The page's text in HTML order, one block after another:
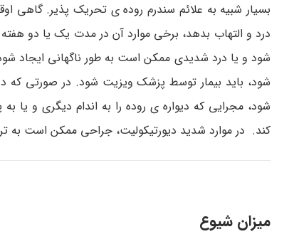
بسیار شبیه به علائم سندرم روده ی تحریک پذیر. گاهی
درد و التهاب بدهد، برخی موارد آن در مدت یک یا دو
شود و یا درد شدیدی ممکن است به طور ناگهانی ایجاد
شود، باید بیمار توسط پزشک ویزیت شود. در صورتی که
شود، مجرایی که دیواره ی روده را به اندام دیگری و
کند. در موارد شدید دیورتیکولیت، جراحی ممکن است به
میزان شیوع